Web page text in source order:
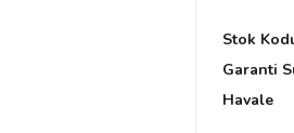
Stok
Garanti
Havale